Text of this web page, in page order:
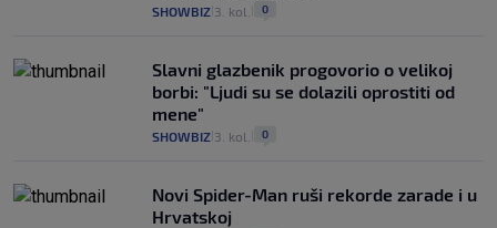
SHOWBIZ 3. kol. 0
Slavni glazbenik progovorio o velikoj
borbi: "Ljudi su se dolazili oprostiti od
mene"
SHOWBIZ 3. kol. 0
Novi Spider-Man ruši rekorde zarade i u
Hrvatskoj